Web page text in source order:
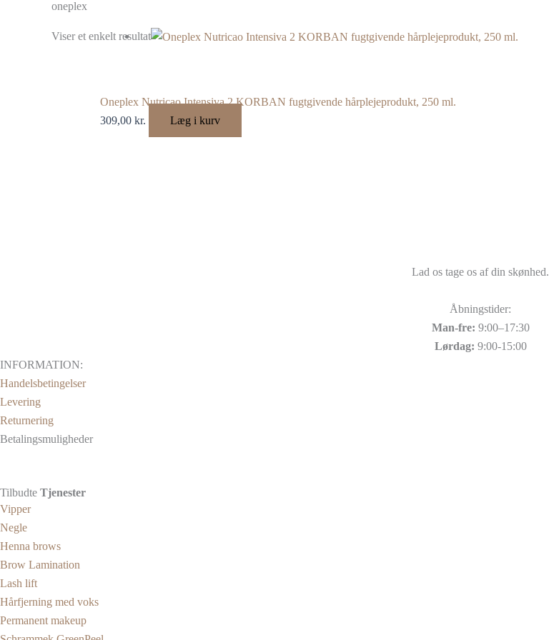
oneplex
Viser et enkelt resultat
Oneplex Nutricao Intensiva 2 KORBAN fugtgivende hårplejeprodukt, 250 ml.
309,00 kr. Læg i kurv
Lad os tage os af din skønhed.
Åbningstider:
Man-fre: 9:00–17:30
Lørdag: 9:00-15:00
INFORMATION:
Handelsbetingelser
Levering
Returnering
Betalingsmuligheder
Tilbudte Tjenester
Vipper
Negle
Henna brows
Brow Lamination
Lash lift
Hårfjerning med voks
Permanent makeup